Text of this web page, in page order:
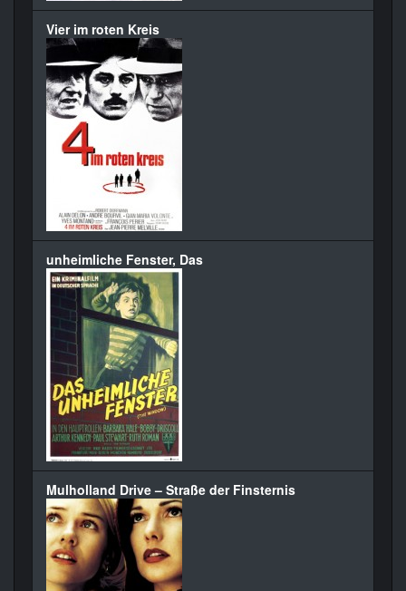
Vier im roten Kreis
unheimliche Fenster, Das
Mulholland Drive – Straße der Finsternis